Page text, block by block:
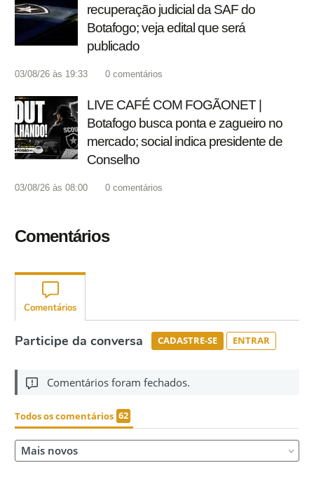
recuperação judicial da SAF do
Botafogo; veja edital que será
publicado
03/08/26 às 19:33 0 comentários
LIVE CAFÉ COM FOGÃONET |
Botafogo busca ponta e zagueiro no
mercado; social indica presidente de
Conselho
03/08/26 às 08:00 0 comentários
Comentários